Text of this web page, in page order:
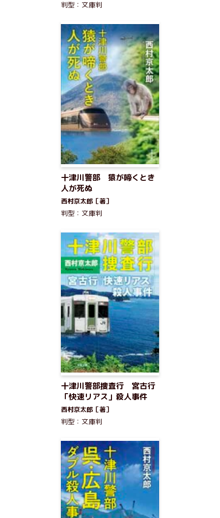
判型：文庫判
十津川警部 猿が啼くとき
人が死ぬ
西村京太郎［著］
判型：文庫判
十津川警部捜査行 宮古行
「快速リアス」殺人事件
西村京太郎［著］
判型：文庫判